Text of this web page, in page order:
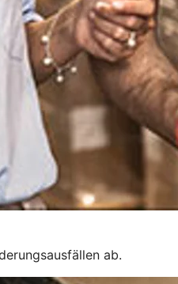
ab.